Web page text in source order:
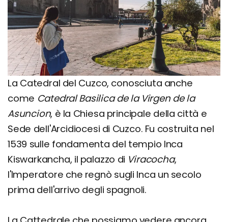
La Catedral del Cuzco, conosciuta anche
come Catedral Basilica de la Virgen de la
Asuncion, è la Chiesa principale della città e
Sede dell'Arcidiocesi di Cuzco. Fu costruita nel
1539 sulle fondamenta del tempio Inca
Kiswarkancha, il palazzo di Viracocha,
l'Imperatore che regnò sugli Inca un secolo
prima dell'arrivo degli spagnoli.